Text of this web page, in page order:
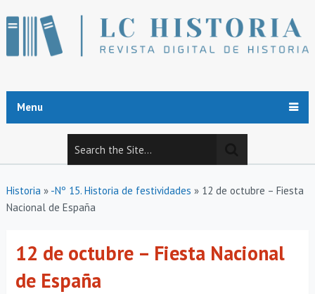
Menu
Historia» -Nº 15. Historia de festividades » 12 de octubre – Fiesta
Nacional de España
12 de octubre – Fiesta Nacional
de España